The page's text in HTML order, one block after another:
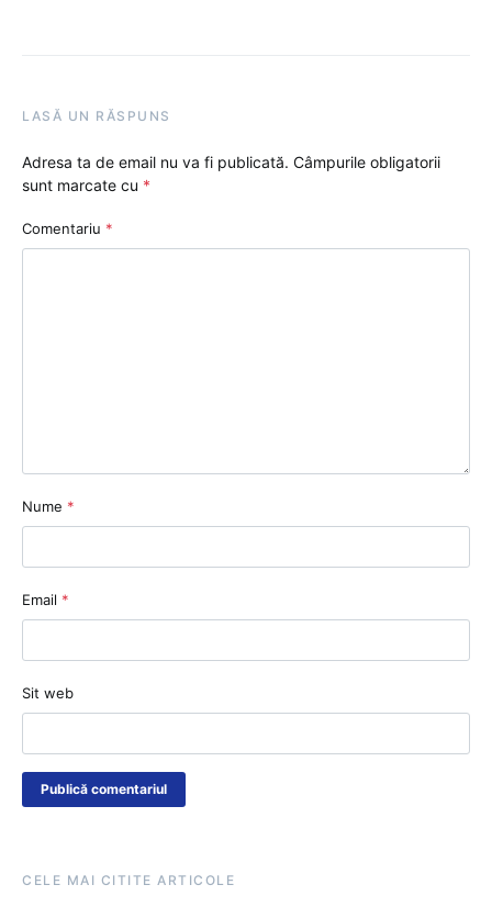
LASĂ UN RĂSPUNS
Adresa ta de email nu va fi publicată. Câmpurile obligatorii
sunt marcate cu *
Comentariu *
Nume *
Email *
Sit web
CELE MAI CITITE ARTICOLE